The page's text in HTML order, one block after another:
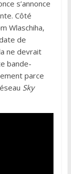
s’annonce
Côté
Wlaschiha,
de
ne devrait
bande-
parce
Sky